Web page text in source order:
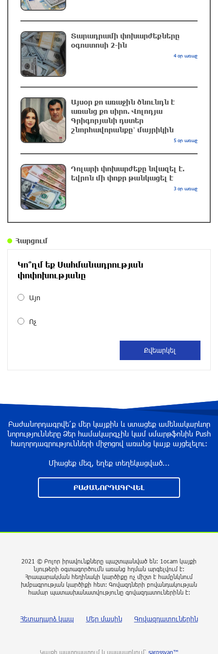
անտառային տարածք է վերադարձվել.
Գլխավոր դատախազը մանրամասներ է
ներկայացրել
«Բետիսին»
առաջին նիստին
17 րոպե առաջ
Իրանն ու Օմանը քննարկում են Հորմուզի
Որպես անհետ կորած որոնվում է Վահագ
Մարտիրոսյանը
ձգտումը՝ «պոկել» Հայաստանին ՀԱՊԿ
դաշնակիցներից․ ՀԱՊԿ-ում ՌԴ մշտական
ծանր». Հայերը աջակցում են Փաշինյանի
կորզելու ծրագրին
8 րոպե առաջ
«Հայաստան» դաշինքը կողմ է քվեարկելու
Արամ Վարդևանյանի թեկնածությանը․ Աննա
Գրիգորյան
վայրկյաններ առաջ
բեռնատարը
Ջուր չի լինելու․ հասցեներ
9 րոպե առաջ
Տարադրամի փոխարժեքները
օգոստոսի 2-ին
4 օր առաջ
Այսօր քո առաջին ծնունդն է
առանց քո սիրո. Վոլոդյա
Գրիգորյանի դստեր
շնորհավորանքը՝ մայրիկին
5 օր առաջ
Դոլարի փոխարժեքը նվազել է.
եվրոն մի փոքր թանկացել է
3 օր առաջ
Հարցում
Կո՞ղմ եք Սահմանադրության
փոփոխությանը
Այո
Ոչ
Բաժանորդագրվե՛ք մեր կայքին և ստացեք ամենակարևոր
նորությունները Ձեր համակարգչին կամ սմարթֆոնին Push
հաղորդագրությունների միջոցով առանց կայք այցելելու։
Միացեք մեզ, եղեք տեղեկացված...
ԲԱԺԱՆՈՐԴԱԳՐՎԵԼ
2021 © Բոլոր իրավունքները պաշտպանված են: 1or.am կայքի
նյութերի օգտագործումն առանց հղման արգելվում է:
Հրապարակման հեղինակի կարծիքը ոչ միշտ է համընկնում
խմբագրության կարծիքի հետ: Գովազդների բովանդակության
համար պատասխանատվությունը գովազդատուներինն է:
Հետադարձ կապ Մեր մասին Գովազդատուներին
Կայքի պատրաստում և սպասարկում՝ sargssyan™